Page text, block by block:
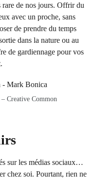
rare de nos jours. Offrir du
avec un proche, sans
de prendre du temps
dans la nature ou au
de gardiennage pour vos
Creative Common
sur les médias sociaux…
chez soi. Pourtant, rien ne